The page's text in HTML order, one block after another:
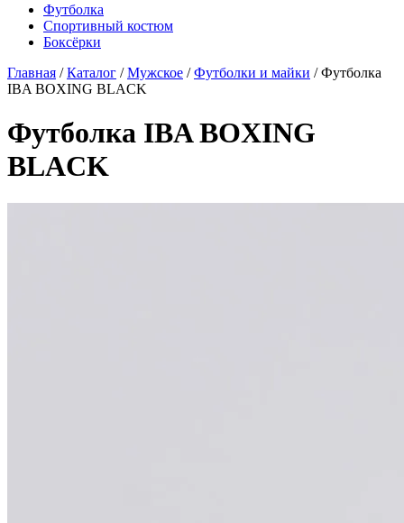
Футболка
Спортивный костюм
Боксёрки
Главная / Каталог / Мужское / Футболки и майки /Футболка
IBA BOXING BLACK
Футболка IBA BOXING
BLACK